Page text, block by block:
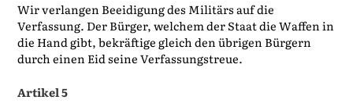
Wir verlangen Beeidigung des Militärs auf die
Verfassung. Der Bürger, welchem der Staat die Waffen in
die Hand gibt, bekräftige gleich den übrigen Bürgern
durch einen Eid seine Verfassungstreue.
Artikel 5